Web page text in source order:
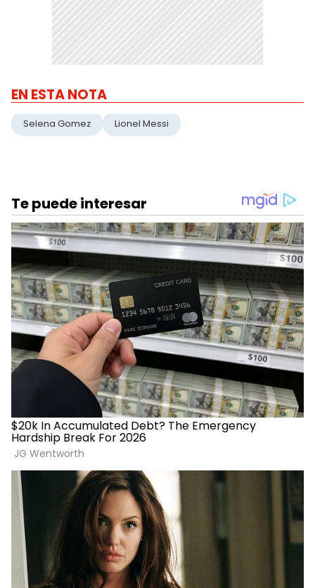
EN ESTA NOTA
Selena Gomez Lionel Messi